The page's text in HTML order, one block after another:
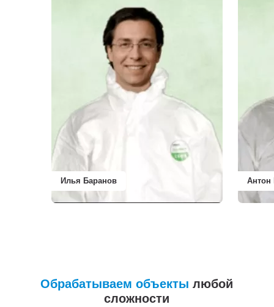
Илья Баранов Антон
Обрабатываем объекты любой
сложности